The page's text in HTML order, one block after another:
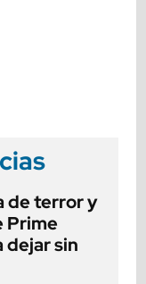
de terror y
Prime
dejar sin